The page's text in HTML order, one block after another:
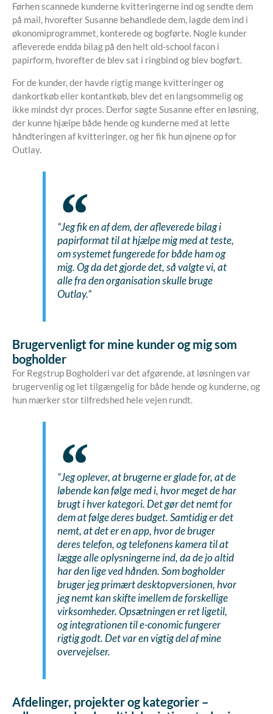
Førhen scannede kunderne kvitteringerne ind og sendte dem
på mail, hvorefter Susanne behandlede dem, lagde dem ind i
økonomiprogrammet, konterede og bogførte. Nogle kunder
afleverede endda bilag på den helt old-school facon i
papirform, hvorefter de blev sat i ringbind og blev bogført.
For de kunder, der havde rigtig mange kvitteringer og
dankortkøb eller kontantkøb, blev det en langsommelig og
ikke mindst dyr proces. Derfor søgte Susanne efter en løsning,
der kunne hjælpe både hende og kunderne med at lette
håndteringen af kvitteringer, og her fik hun øjnene op for
Outlay.
”Jeg fik en af dem, der afleverede bilag i
papirformat til at hjælpe mig med at teste,
om systemet fungerede for både ham og
mig. Og da det gjorde det, så valgte vi, at
alle fra den organisation skulle bruge
Outlay.”
Brugervenligt for mine kunder og mig som
bogholder
For Regstrup Bogholderi var det afgørende, at løsningen var
brugervenlig og let tilgængelig for både hende og kunderne, og
hun mærker stor tilfredshed hele vejen rundt.
“Jeg oplever, at brugerne er glade for, at de
løbende kan følge med i, hvor meget de har
brugt i hver kategori. Det gør det nemt for
dem at følge deres budget. Samtidig er det
nemt, at det er en app, hvor de bruger
deres telefon, og telefonens kamera til at
lægge alle oplysningerne ind, da de jo altid
har den lige ved hånden. Som bogholder
bruger jeg primært desktopversionen, hvor
jeg nemt kan skifte imellem de forskellige
virksomheder. Opsætningen er ret ligetil,
og integrationen til e-conomic fungerer
rigtig godt. Det var en vigtig del af mine
overvejelser.
Afdelinger, projekter og kategorier –